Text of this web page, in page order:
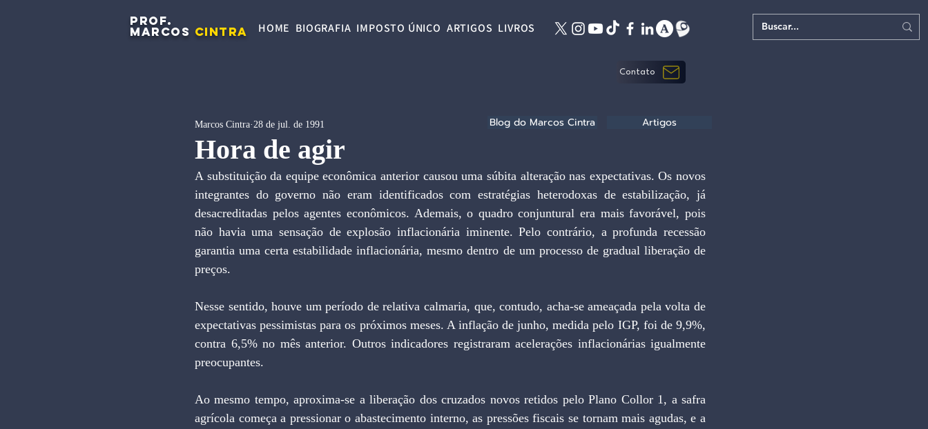
PROF.
MARCOS CINTRA HOME BIOGRAFIA IMPOSTO ÚNICO ARTIGOS LIVROS
Contato
Hora de agir
Marcos Cintra 28 de jul. de 1991
A substituição da equipe econômica anterior causou uma súbita alteração nas expectativas. Os novos
integrantes do governo não eram identificados com estratégias heterodoxas de estabilização, já
desacreditadas pelos agentes econômicos. Ademais, o quadro conjuntural era mais favorável, pois
não havia uma sensação de explosão inflacionária iminente. Pelo contrário, a profunda recessão
garantia uma certa estabilidade inflacionária, mesmo dentro de um processo de gradual liberação de
preços.
Nesse sentido, houve um período de relativa calmaria, que, contudo, acha-se ameaçada pela volta de
expectativas pessimistas para os próximos meses. A inflação de junho, medida pelo IGP, foi de 9,9%,
contra 6,5% no mês anterior. Outros indicadores registraram acelerações inflacionárias igualmente
preocupantes.
Ao mesmo tempo, aproxima-se a liberação dos cruzados novos retidos pelo Plano Collor 1, a safra
agrícola começa a pressionar o abastecimento interno, as pressões fiscais se tornam mais agudas, e a
Blog do Marcos Cintra Artigos